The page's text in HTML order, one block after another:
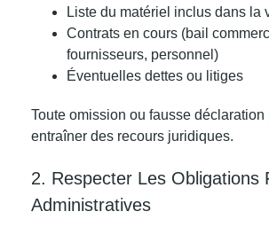
Liste du matériel inclus dans la
Contrats en cours (bail
fournisseurs, personnel)
Éventuelles dettes ou litiges
Toute omission ou fausse déclaration
entraîner des recours juridiques.
2. Respecter Les Obligations
Administratives